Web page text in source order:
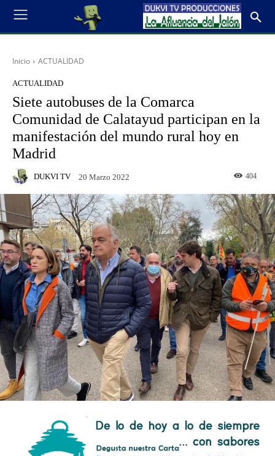
Inicio ACTUALIDAD
ACTUALIDAD
Siete autobuses de la Comarca
Comunidad de Calatayud participan en la
manifestación del mundo rural hoy en
Madrid
DUKVI TV 20 Marzo 2022 404